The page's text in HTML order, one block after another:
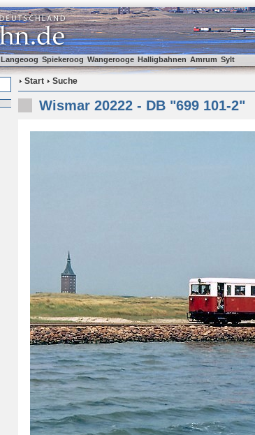
Langeoog Spiekeroog Wangerooge Halligbahnen Amrum Sylt
Start Suche
Wismar 20222 - DB "699 101-2"